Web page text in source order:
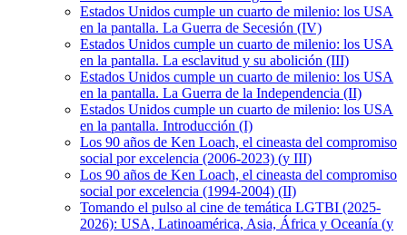
Estados Unidos cumple un cuarto de milenio: los USA
en la pantalla. La Guerra de Secesión (IV)
Estados Unidos cumple un cuarto de milenio: los USA
en la pantalla. La esclavitud y su abolición (III)
Estados Unidos cumple un cuarto de milenio: los USA
en la pantalla. La Guerra de la Independencia (II)
Estados Unidos cumple un cuarto de milenio: los USA
en la pantalla. Introducción (I)
Los 90 años de Ken Loach, el cineasta del compromiso
social por excelencia (2006-2023) (y III)
Los 90 años de Ken Loach, el cineasta del compromiso
social por excelencia (1994-2004) (II)
Tomando el pulso al cine de temática LGTBI (2025-
2026): USA, Latinoamérica, Asia, África y Oceanía (y